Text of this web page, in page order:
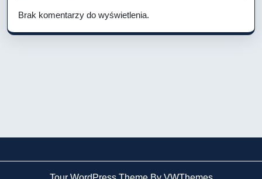
Brak komentarzy do wyświetlenia.